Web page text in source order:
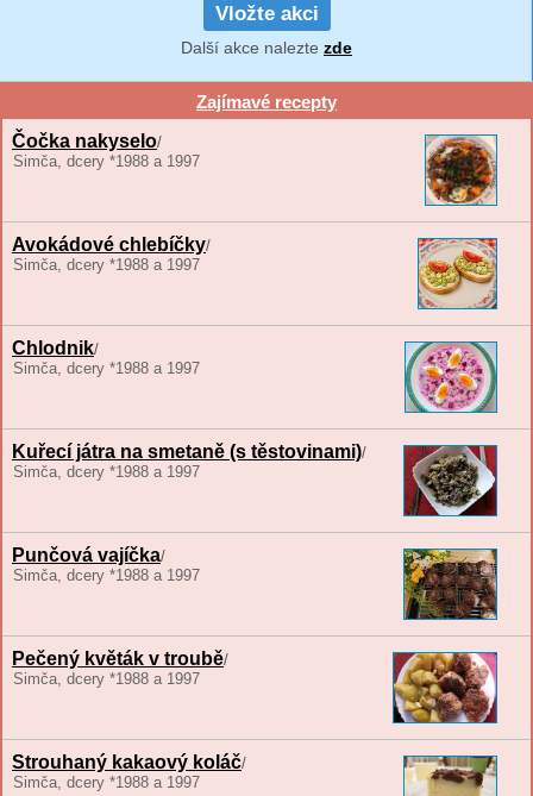
Vložte akci
Další akce nalezte zde
Zajímavé recepty
Čočka nakyselo/
Simča, dcery *1988 a 1997
Avokádové chlebíčky/
Simča, dcery *1988 a 1997
Chlodnik/
Simča, dcery *1988 a 1997
Kuřecí játra na smetaně (s těstovinami)/
Simča, dcery *1988 a 1997
Punčová vajíčka/
Simča, dcery *1988 a 1997
Pečený květák v troubě/
Simča, dcery *1988 a 1997
Strouhaný kakaový koláč/
Simča, dcery *1988 a 1997